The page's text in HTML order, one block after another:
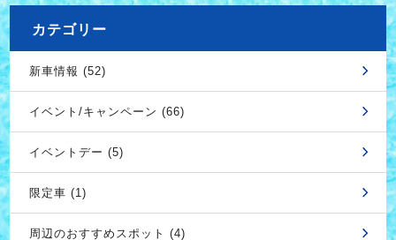
カテゴリー
新車情報 (52)
イベント/キャンペーン (66)
イベントデー (5)
限定車 (1)
周辺のおすすめスポット (4)